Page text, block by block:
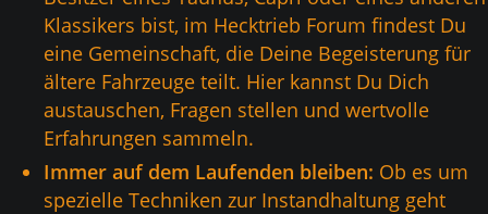
Klassikers bist, im Hecktrieb Forum findest Du
eine Gemeinschaft, die Deine Begeisterung für
ältere Fahrzeuge teilt. Hier kannst Du Dich
austauschen, Fragen stellen und wertvolle
Erfahrungen sammeln.
Immer auf dem Laufenden bleiben: Ob es um
spezielle Techniken zur Instandhaltung geht